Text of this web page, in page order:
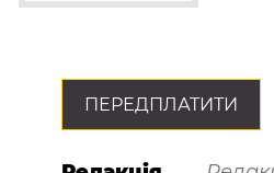
ПЕРЕДПЛАТИТИ